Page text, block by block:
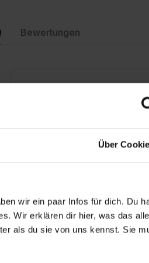
Über
wir ein paar Infos für dich. Du
Wir erklären dir hier, was das
als du sie von uns kennst. Sie
Bewertungen
Wie sieht der
Wie sieht die Betreuung
Ausbildung in Ihrem Betrieb aus?